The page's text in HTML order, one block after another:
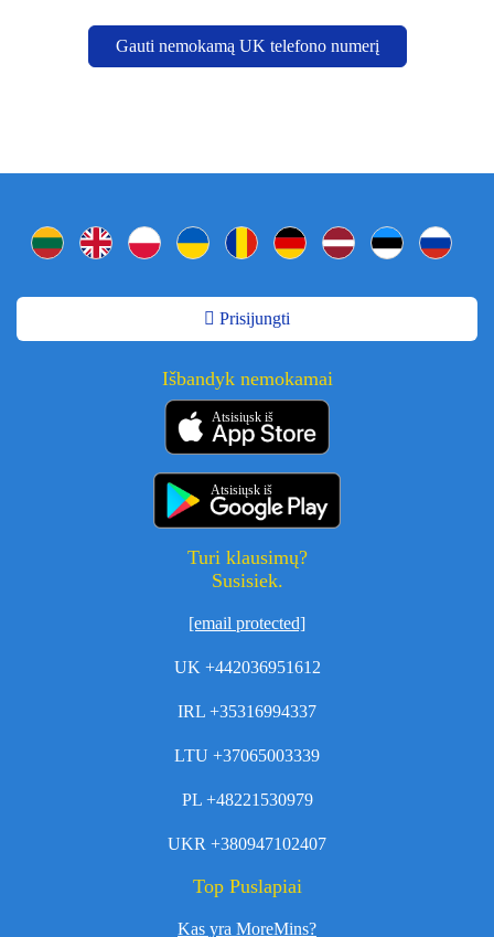
Gauti nemokamą UK telefono numerį
Prisijungti
Išbandyk nemokamai
Atsisiųsk iš
Atsisiųsk iš
Turi klausimų?
Susisiek.
[email protected]
UK +442036951612
IRL +35316994337
LTU +37065003339
PL +48221530979
UKR +380947102407
Top Puslapiai
Kas yra MoreMins?